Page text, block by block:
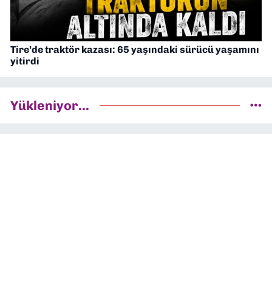
Tire’de traktör kazası: 65 yaşındaki sürücü yaşamını
yitirdi
Yükleniyor...